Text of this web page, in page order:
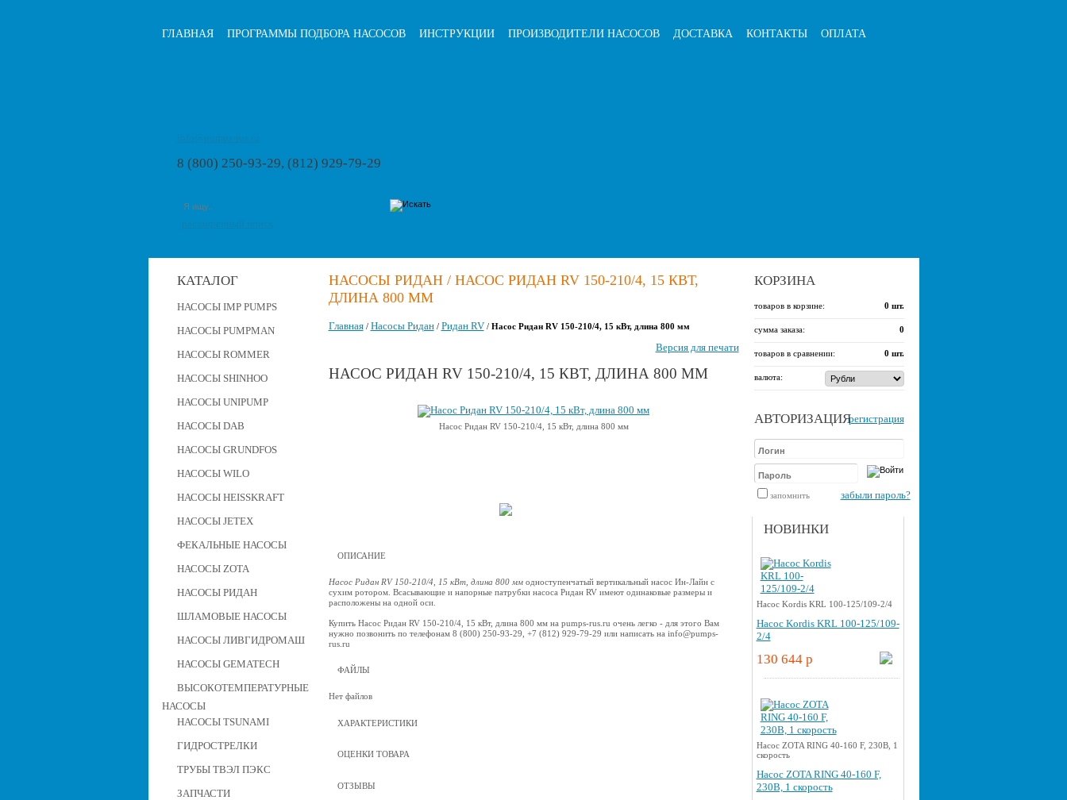
ГЛАВНАЯ ПРОГРАММЫ ПОДБОРА НАСОСОВ ИНСТРУКЦИИ ПРОИЗВОДИТЕЛИ НАСОСОВ ДОСТАВКА КОНТАКТЫ ОПЛАТА
8 (800) 250-93-29, (812) 929-79-29
КАТАЛОГ
НАСОСЫ IMP PUMPS
НАСОСЫ PUMPMAN
НАСОСЫ ROMMER
НАСОСЫ SHINHOO
НАСОСЫ UNIPUMP
НАСОСЫ DAB
НАСОСЫ GRUNDFOS
НАСОСЫ WILO
НАСОСЫ HEISSKRAFT
НАСОСЫ JETEX
ФЕКАЛЬНЫЕ НАСОСЫ
НАСОСЫ ZOTA
НАСОСЫ РИДАН
ШЛАМОВЫЕ НАСОСЫ
НАСОСЫ ЛИВГИДРОМАШ
НАСОСЫ GEMATECH
ВЫСОКОТЕМПЕРАТУРНЫЕ
НАСОСЫ
НАСОСЫ TSUNAMI
ГИДРОСТРЕЛКИ
ТРУБЫ ТВЭЛ ПЭКС
ЗАПЧАСТИ
КОРЗИНА
товаров в корзине: 0 шт.
сумма заказа: 0
товаров в сравнении: 0 шт.
валюта:
АВТОРИЗАЦИЯрегистрация
запомнить забыли пароль?
НОВИНКИ
Насос Kordis KRL 100-125/109-2/4
Насос Kordis KRL 100-125/109-
2/4
130 644 p
Насос ZOTA RING 40-160 F, 230В, 1
скорость
Насос ZOTA RING 40-160 F,
230В, 1 скорость
НАСОСЫ РИДАН / НАСОС РИДАН RV 150-210/4, 15 КВТ,
ДЛИНА 800 ММ
Главная/ Насосы Ридан/ Ридан RV/ Насос Ридан RV 150-210/4, 15 кВт, длина 800 мм
Версия для печати
НАСОС РИДАН RV 150-210/4, 15 КВТ, ДЛИНА 800 ММ
Насос Ридан RV 150-210/4, 15 кВт, длина 800 мм
ОПИСАНИЕ
Насос Ридан RV 150-210/4, 15 кВт, длина 800 ммодноступенчатый вертикальный насос Ин-Лайн с
сухим ротором. Всасывающие и напорные патрубки насоса Ридан RV имеют одинаковые размеры и
расположены на одной оси.
Купить Насос Ридан RV 150-210/4, 15 кВт, длина 800 мм на pumps-rus.ru очень легко - для этого Вам
нужно позвонить по телефонам 8 (800) 250-93-29, +7 (812) 929-79-29 или написать на info@pumps-
rus.ru
ФАЙЛЫ
Нет файлов
ХАРАКТЕРИСТИКИ
ОЦЕНКИ ТОВАРА
ОТЗЫВЫ